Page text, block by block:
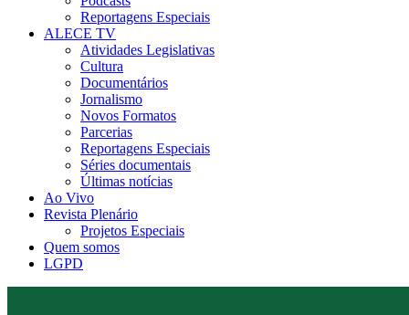
Reportagens Especiais
ALECE TV
Atividades Legislativas
Cultura
Documentários
Jornalismo
Novos Formatos
Parcerias
Reportagens Especiais
Séries documentais
Últimas notícias
Ao Vivo
Revista Plenário
Projetos Especiais
Quem somos
LGPD